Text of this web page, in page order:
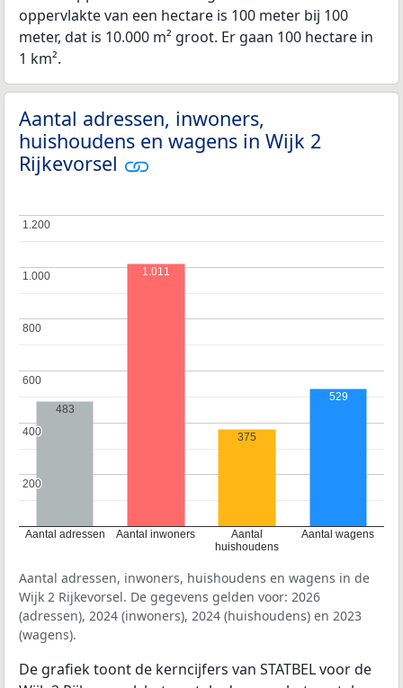
oppervlakte van een hectare is 100 meter bij 100
meter, dat is 10.000 m² groot. Er gaan 100 hectare in
1 km².
Aantal adressen, inwoners,
huishoudens en wagens in Wijk 2
Rijkevorsel
Aantal adressen Aantal inwoners
Aantal
huishoudens
Aantal wagens
200
200
400
400
600
600
800
800
1.000
1.000
1.200
1.200
483
1.011
375
529
Aantal adressen, inwoners, huishoudens en wagens in de
Wijk 2 Rijkevorsel. De gegevens gelden voor: 2026
(adressen), 2024 (inwoners), 2024 (huishoudens) en 2023
(wagens).
De grafiek toont de kerncijfers van STATBEL voor de